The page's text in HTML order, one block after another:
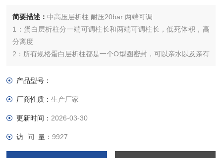
简要描述：中高压层析柱 耐压20bar 两端可调
1：蛋白层析柱分一端可调柱长和两端可调柱长，低死体积，高
分离度
2：所有规格蛋白层析柱都是一个O型圈密封，可以亲水以及亲有
3：玻璃管耐高压，可以适用于硬基质和软基质色谱填料，例如
4：可以选择外贴防爆膜，防止玻璃管子爆裂，对人员造成伤害
产品型号：
厂商性质：生产厂家
更新时间： 2026-03-30
访 问 量：9927